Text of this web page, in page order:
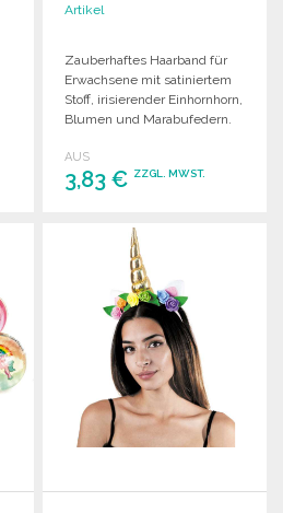
Artikel
Zauberhaftes Haarband für
Erwachsene mit satiniertem
Stoff, irisierender Einhornhorn,
Blumen und Marabufedern.
AUS
3,83 € ZZGL. MWST.
BESTELLEN
Angebot anfordern